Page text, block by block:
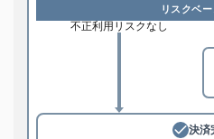
リスクベ
不正利用リスクなし
決済